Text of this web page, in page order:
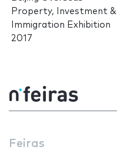
Property, Investment &
Immigration Exhibition
2017
Feiras